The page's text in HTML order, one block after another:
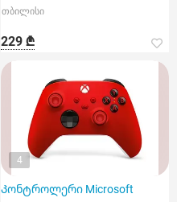
თბილისი
229 ₾
4
Კონტროლერი Microsoft